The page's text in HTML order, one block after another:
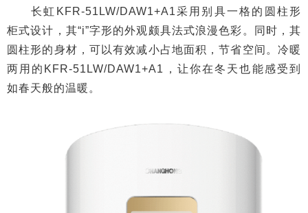
长虹KFR-51LW/DAW1+A1采用别具一格的圆柱形
柜式设计，其“i”字形的外观颇具法式浪漫色彩。同时，其
圆柱形的身材，可以有效减小占地面积，节省空间。冷暖
两用的KFR-51LW/DAW1+A1，让你在冬天也能感受到
如春天般的温暖。